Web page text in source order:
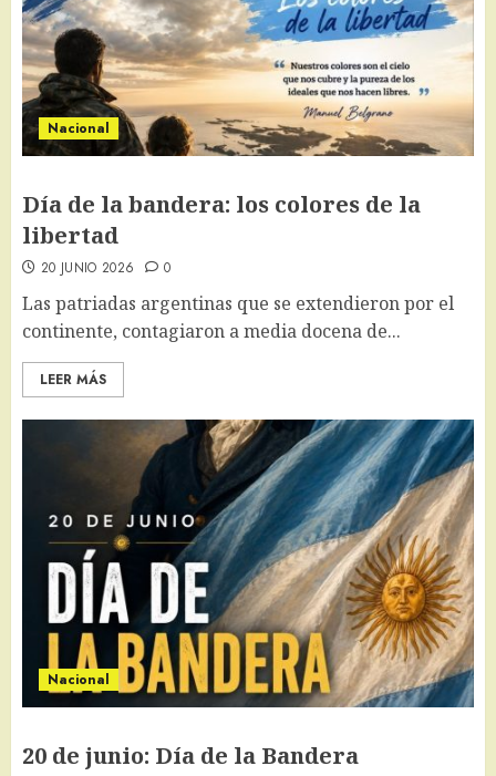
Nacional
Día de la bandera: los colores de la
libertad
20 JUNIO 2026 0
Las patriadas argentinas que se extendieron por el
continente, contagiaron a media docena de...
LEER MÁS
Nacional
20 de junio: Día de la Bandera